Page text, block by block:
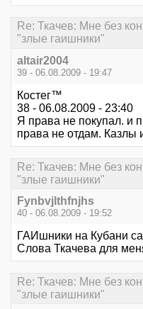
Re: Ткачев: Мне без
"злые гаишники"
altair2004
39 - 06.08.2009 - 19:47
Костег™
38 - 06.08.2009 - 23:40
Я права не покупал. и
права не отдам. Казлы
Re: Ткачев: Мне без
"злые гаишники"
Fynbvjlthfnjhs
40 - 06.08.2009 - 19:52
ГАИшники на Кубани
Слова Ткачева для
Re: Ткачев: Мне без
"злые гаишники"